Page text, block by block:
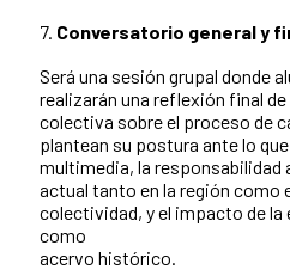
7. Conversatorio general y
Será una sesión grupal donde
realizarán una reflexión final
colectiva sobre el proceso de
plantean su postura ante lo
multimedia, la
actual tanto en la región como
colectividad, y el impacto de
como
acervo histórico.